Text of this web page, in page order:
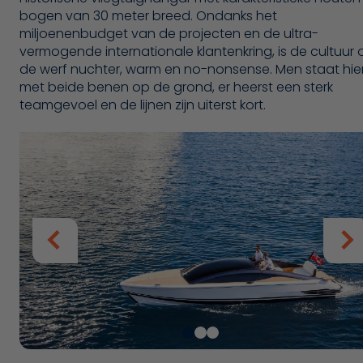
bogen van 30 meter breed. Ondanks het
miljoenenbudget van de projecten en de ultra-
vermogende internationale klantenkring, is de cultuur
de werf nuchter, warm en no-nonsense. Men staat
met beide benen op de grond, er heerst een sterk
teamgevoel en de lijnen zijn uiterst kort.